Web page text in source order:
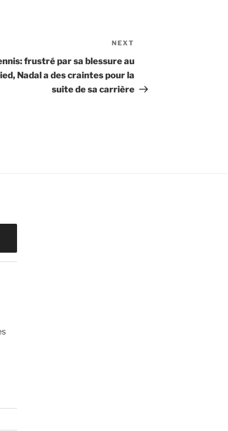
Post
NEXT
frustré par sa blessure au
Nadal a des craintes pour la
suite de sa carrière